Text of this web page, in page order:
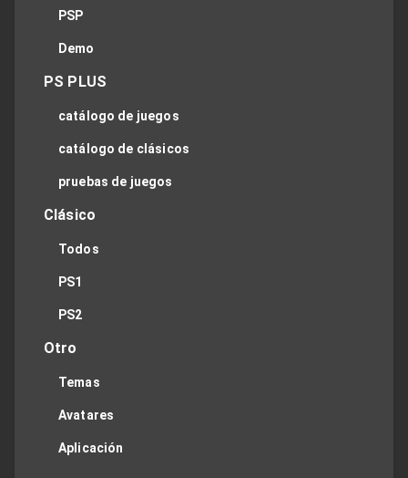
PSP
Demo
PS PLUS
catálogo de juegos
catálogo de clásicos
pruebas de juegos
Clásico
Todos
PS1
PS2
Otro
Temas
Avatares
Aplicación